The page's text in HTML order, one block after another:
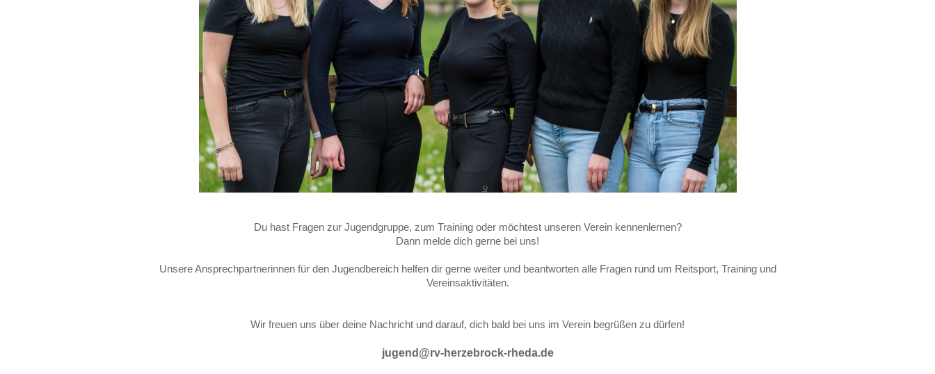
Du hast Fragen zur Jugendgruppe, zum Training oder möchtest unseren Verein kennenlernen?
Dann melde dich gerne bei uns!
Unsere Ansprechpartnerinnen für den Jugendbereich helfen dir gerne weiter und beantworten alle Fragen rund um Reitsport, Training und
Vereinsaktivitäten.
Wir freuen uns über deine Nachricht und darauf, dich bald bei uns im Verein begrüßen zu dürfen!
jugend@rv-herzebrock-rheda.de